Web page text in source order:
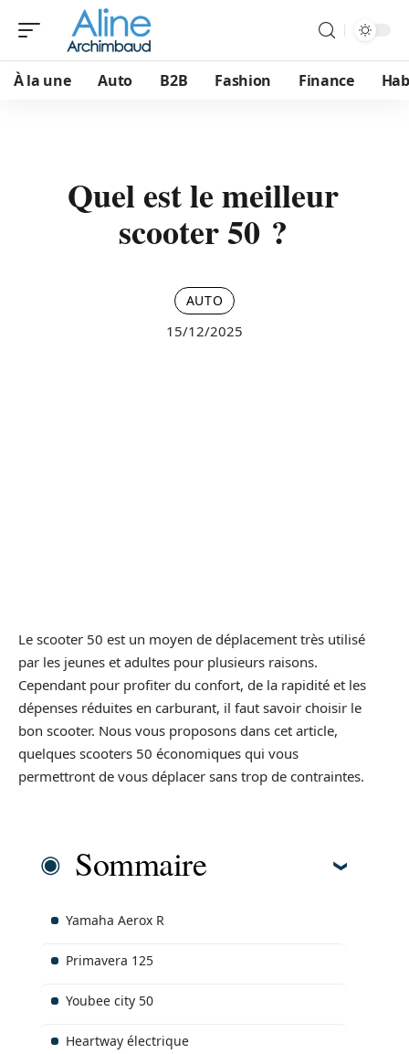
À la une Auto B2B Fashion Finance
Quel est le meilleur
scooter 50 ?
AUTO
15/12/2025
Le scooter 50 est un moyen de déplacement très utilisé
par les jeunes et adultes pour plusieurs raisons.
Cependant pour profiter du confort, de la rapidité et les
dépenses réduites en carburant, il faut savoir choisir le
bon scooter. Nous vous proposons dans cet article,
quelques scooters 50 économiques qui vous
permettront de vous déplacer sans trop de contraintes.
Sommaire
Yamaha Aerox R
Primavera 125
Youbee city 50
Heartway électrique